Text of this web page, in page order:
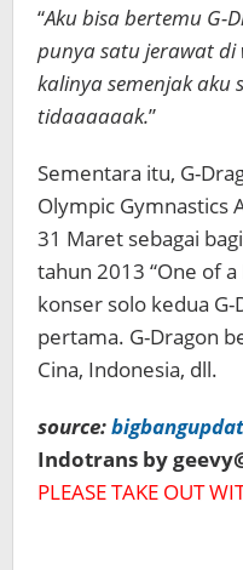
“Aku bisa bertemu G-
punya satu jerawat
kalinya semenjak aku
tidaaaaaak.”
Sementara itu, G-
Olympic Gymnastics
31 Maret sebagai
tahun 2013 “One of
konser solo kedua
pertama. G-Dragon
Cina, Indonesia, dll.
source:
Indotrans by
PLEASE TAKE OUT